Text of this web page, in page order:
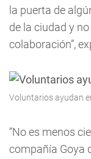
la puerta de
de la ciudad y
colaboración”,
Voluntarios ayudan
“No es menos
compañía Goya